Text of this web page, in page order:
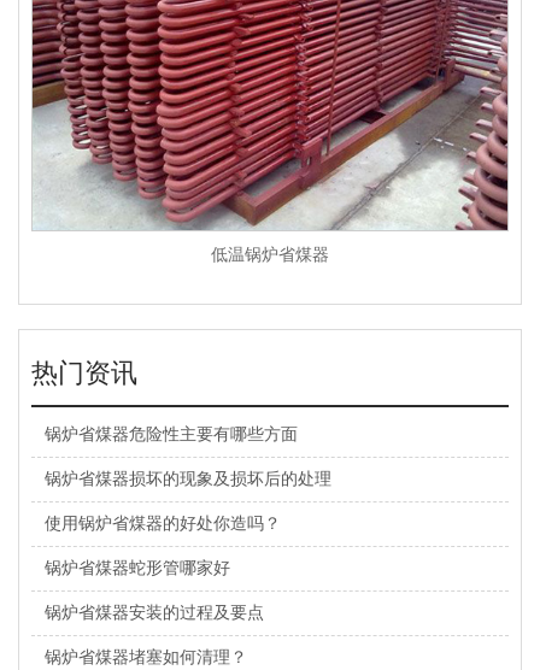
低温锅炉省煤器
热门资讯
锅炉省煤器危险性主要有哪些方面
锅炉省煤器损坏的现象及损坏后的处理
使用锅炉省煤器的好处你造吗？
锅炉省煤器蛇形管哪家好
锅炉省煤器安装的过程及要点
锅炉省煤器堵塞如何清理？